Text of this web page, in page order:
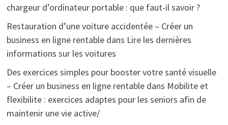
chargeur d’ordinateur portable : que faut-il savoir ?
Restauration d’une voiture accidentée – Créer un
business en ligne rentabledans Lire les dernières
informations sur les voitures
Des exercices simples pour booster votre santé visuelle
– Créer un business en ligne rentabledans Mobilite et
flexibilite : exercices adaptes pour les seniors afin de
maintenir une vie active/